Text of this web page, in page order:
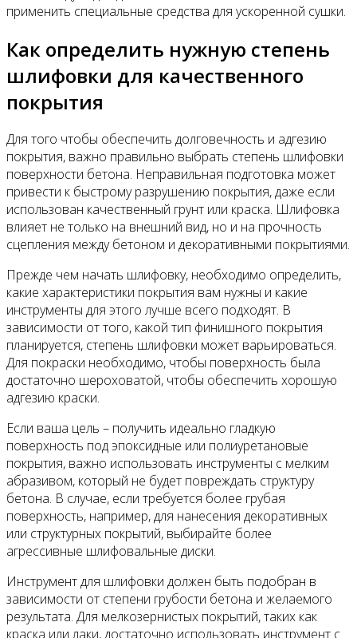
применить специальные средства для ускоренной сушки.
Как определить нужную степень
шлифовки для качественного
покрытия
Для того чтобы обеспечить долговечность и адгезию
покрытия, важно правильно выбрать степень шлифовки
поверхности бетона. Неправильная подготовка может
привести к быстрому разрушению покрытия, даже если
использован качественный грунт или краска. Шлифовка
влияет не только на внешний вид, но и на прочность
сцепления между бетоном и декоративными покрытиями.
Прежде чем начать шлифовку, необходимо определить,
какие характеристики покрытия вам нужны и какие
инструменты для этого лучше всего подходят. В
зависимости от того, какой тип финишного покрытия
планируется, степень шлифовки может варьироваться.
Для покраски необходимо, чтобы поверхность была
достаточно шероховатой, чтобы обеспечить хорошую
адгезию краски.
Если ваша цель – получить идеально гладкую
поверхность под эпоксидные или полиуретановые
покрытия, важно использовать инструменты с мелким
абразивом, который не будет повреждать структуру
бетона. В случае, если требуется более грубая
поверхность, например, для нанесения декоративных
или структурных покрытий, выбирайте более
агрессивные шлифовальные диски.
Инструмент для шлифовки должен быть подобран в
зависимости от степени грубости бетона и желаемого
результата. Для мелкозернистых покрытий, таких как
краска или лаки, достаточно использовать инструмент с